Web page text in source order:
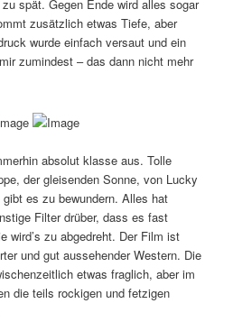
spät. Gegen Ende wird alles sogar
zusätzlich etwas Tiefe, aber
wurde einfach versaut und ein
zumindest – das dann nicht mehr
absolut klasse aus. Tolle
der gleisenden Sonne, von Lucky
es zu bewundern. Alles hat
Filter drüber, dass es fast
wird’s zu abgedreht. Der Film ist
und gut aussehender Western. Die
etwas fraglich, aber im
die teils rockigen und fetzigen